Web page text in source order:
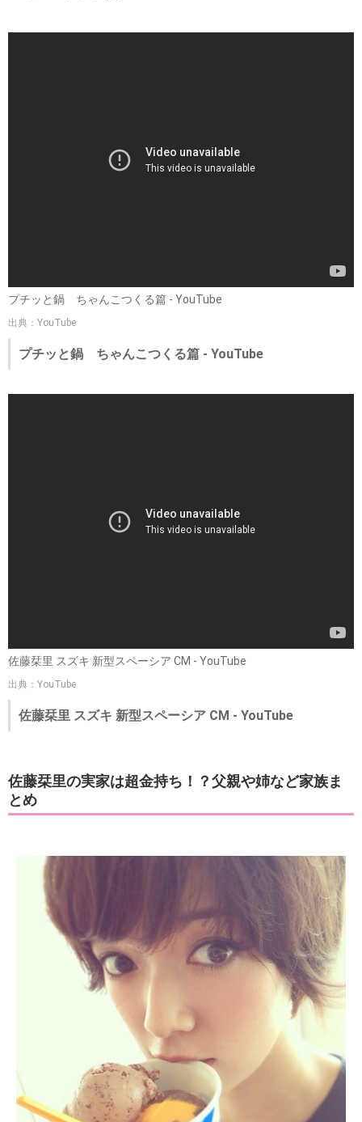
プチッと鍋 ちゃんこつくる篇 - YouTube
出典：YouTube
プチッと鍋 ちゃんこつくる篇 - YouTube
佐藤栞里 スズキ 新型スペーシア CM - YouTube
出典：YouTube
佐藤栞里 スズキ 新型スペーシア CM - YouTube
佐藤栞里の実家は超金持ち！？父親や姉など家族ま
とめ